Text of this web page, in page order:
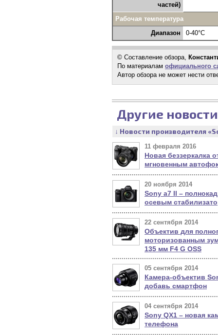
частей)
Рабочая температура
Диапазон
0-40°C
© Составление обзора,
По материалам официального
Автор обзора не может нести
Другие
↓ Новости производителя
11 февраля 2016
Новая беззеркалка
мгновенным
20 ноября 2014
Sony a7 II –
осевым
22 сентября 2014
Объектив для
моторизованным
135 мм F4 G OSS
05 сентября 2014
Камера-объектив
добавь смартфон
04 сентября 2014
Sony QX1 – новая
телефона